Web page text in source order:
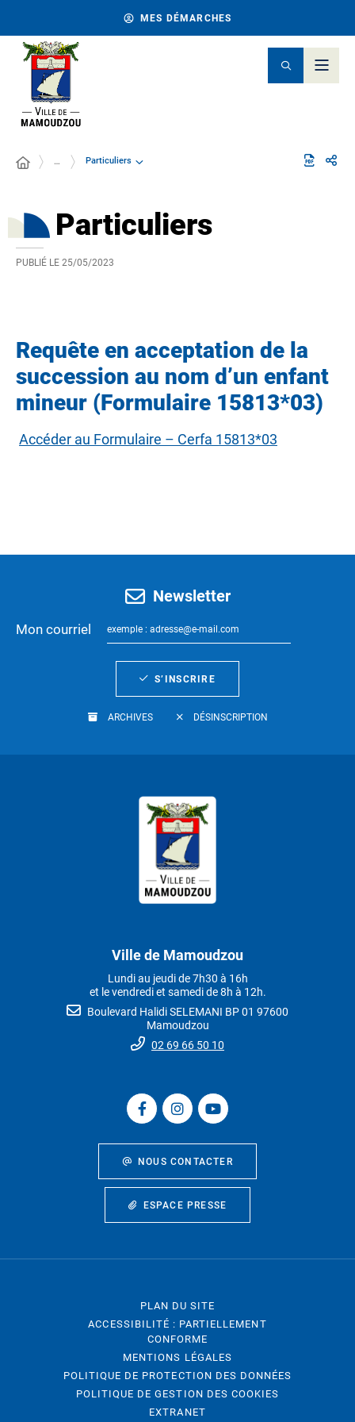
MES DÉMARCHES
… Particuliers
Particuliers
PUBLIÉ LE 25/05/2023
Requête en acceptation de la
succession au nom d’un enfant
mineur (Formulaire 15813*03)
Accéder au Formulaire – Cerfa 15813*03
Newsletter
Mon courriel
S’INSCRIRE
ARCHIVES DÉSINSCRIPTION
Ville de Mamoudzou
Lundi au jeudi de 7h30 à 16h
et le vendredi et samedi de 8h à 12h.
Boulevard Halidi SELEMANI BP 01 97600
Mamoudzou
02 69 66 50 10
NOUS CONTACTER
ESPACE PRESSE
PLAN DU SITE
ACCESSIBILITÉ : PARTIELLEMENT
CONFORME
MENTIONS LÉGALES
POLITIQUE DE PROTECTION DES DONNÉES
POLITIQUE DE GESTION DES COOKIES
EXTRANET